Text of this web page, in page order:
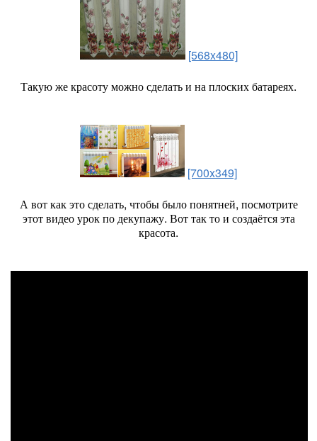
[568x480]
Такую же красоту можно сделать и на плоских батареях.
[700x349]
А вот как это сделать, чтобы было понятней, посмотрите
этот видео урок по декупажу. Вот так то и создаётся эта
красота.